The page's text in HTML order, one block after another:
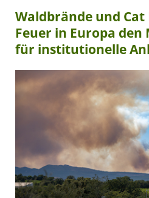
Waldbrände und Cat
Feuer in Europa
für institutionelle